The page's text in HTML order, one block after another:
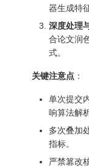
器生成特
深度处理
合论文润
式。
关键注意点：
单次提交
响算法解
多次叠加
指标。
严禁篡改